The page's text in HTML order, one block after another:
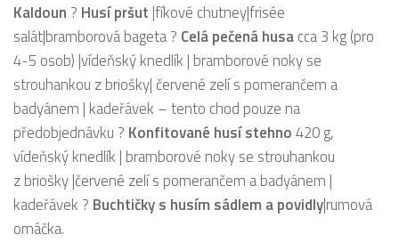
Kaldoun ? Husí pršut |fíkové chutney|frisée
salát|bramborová bageta ? Celá pečená husacca 3 kg (pro
4-5 osob) |vídeňský knedlík | bramborové noky se
strouhankou z briošky| červené zelí s pomerančem a
badyánem | kadeřávek – tento chod pouze na
předobjednávku ? Konfitované husí stehno420 g,
vídeňský knedlík | bramborové noky se strouhankou
z briošky |červené zelí s pomerančem a badyánem |
kadeřávek ? Buchtičky s husím sádlem a povidly|rumová
omáčka.